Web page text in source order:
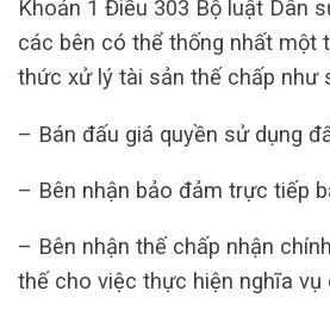
Khoản 1 Điều 303 Bộ luật Dân
các bên có thể thống nhất một
thức xử lý tài sản thế chấp như
– Bán đấu giá quyền sử dụng
– Bên nhận bảo đảm trực tiếp
– Bên nhận thế chấp nhận
thế cho việc thực hiện nghĩa vụ